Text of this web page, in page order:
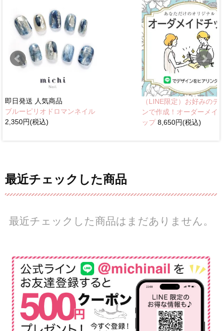
即日発送 人気商品
ブルーピリオドロマンネイル
2,350円(税込)
（LINE限定）お好みのデ
ンで作成！オーダーメイ
ップ8,650円(税込)
最近チェックした商品
最近チェックした商品はまだありません。